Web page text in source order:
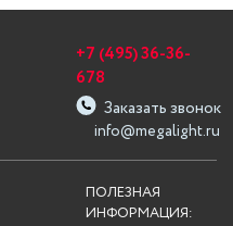
info@megalight.ru
+7 (495) 36-36-
678
Заказать звонок
ПОЛЕЗНАЯ
ИНФОРМАЦИЯ: